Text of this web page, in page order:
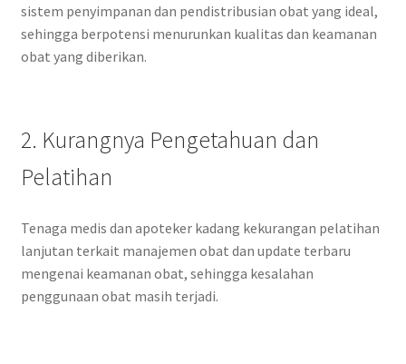
sistem penyimpanan dan pendistribusian obat yang ideal,
sehingga berpotensi menurunkan kualitas dan keamanan
obat yang diberikan.
2. Kurangnya Pengetahuan dan
Pelatihan
Tenaga medis dan apoteker kadang kekurangan pelatihan
lanjutan terkait manajemen obat dan update terbaru
mengenai keamanan obat, sehingga kesalahan
penggunaan obat masih terjadi.